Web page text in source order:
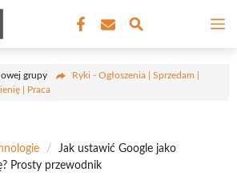
grupy
Ryki - Ogłoszenia | Sprzedam |
| Praca
/
Jak ustawić Google jako
Prosty przewodnik